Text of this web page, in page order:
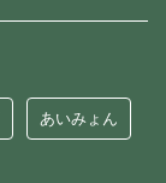
あいみょん